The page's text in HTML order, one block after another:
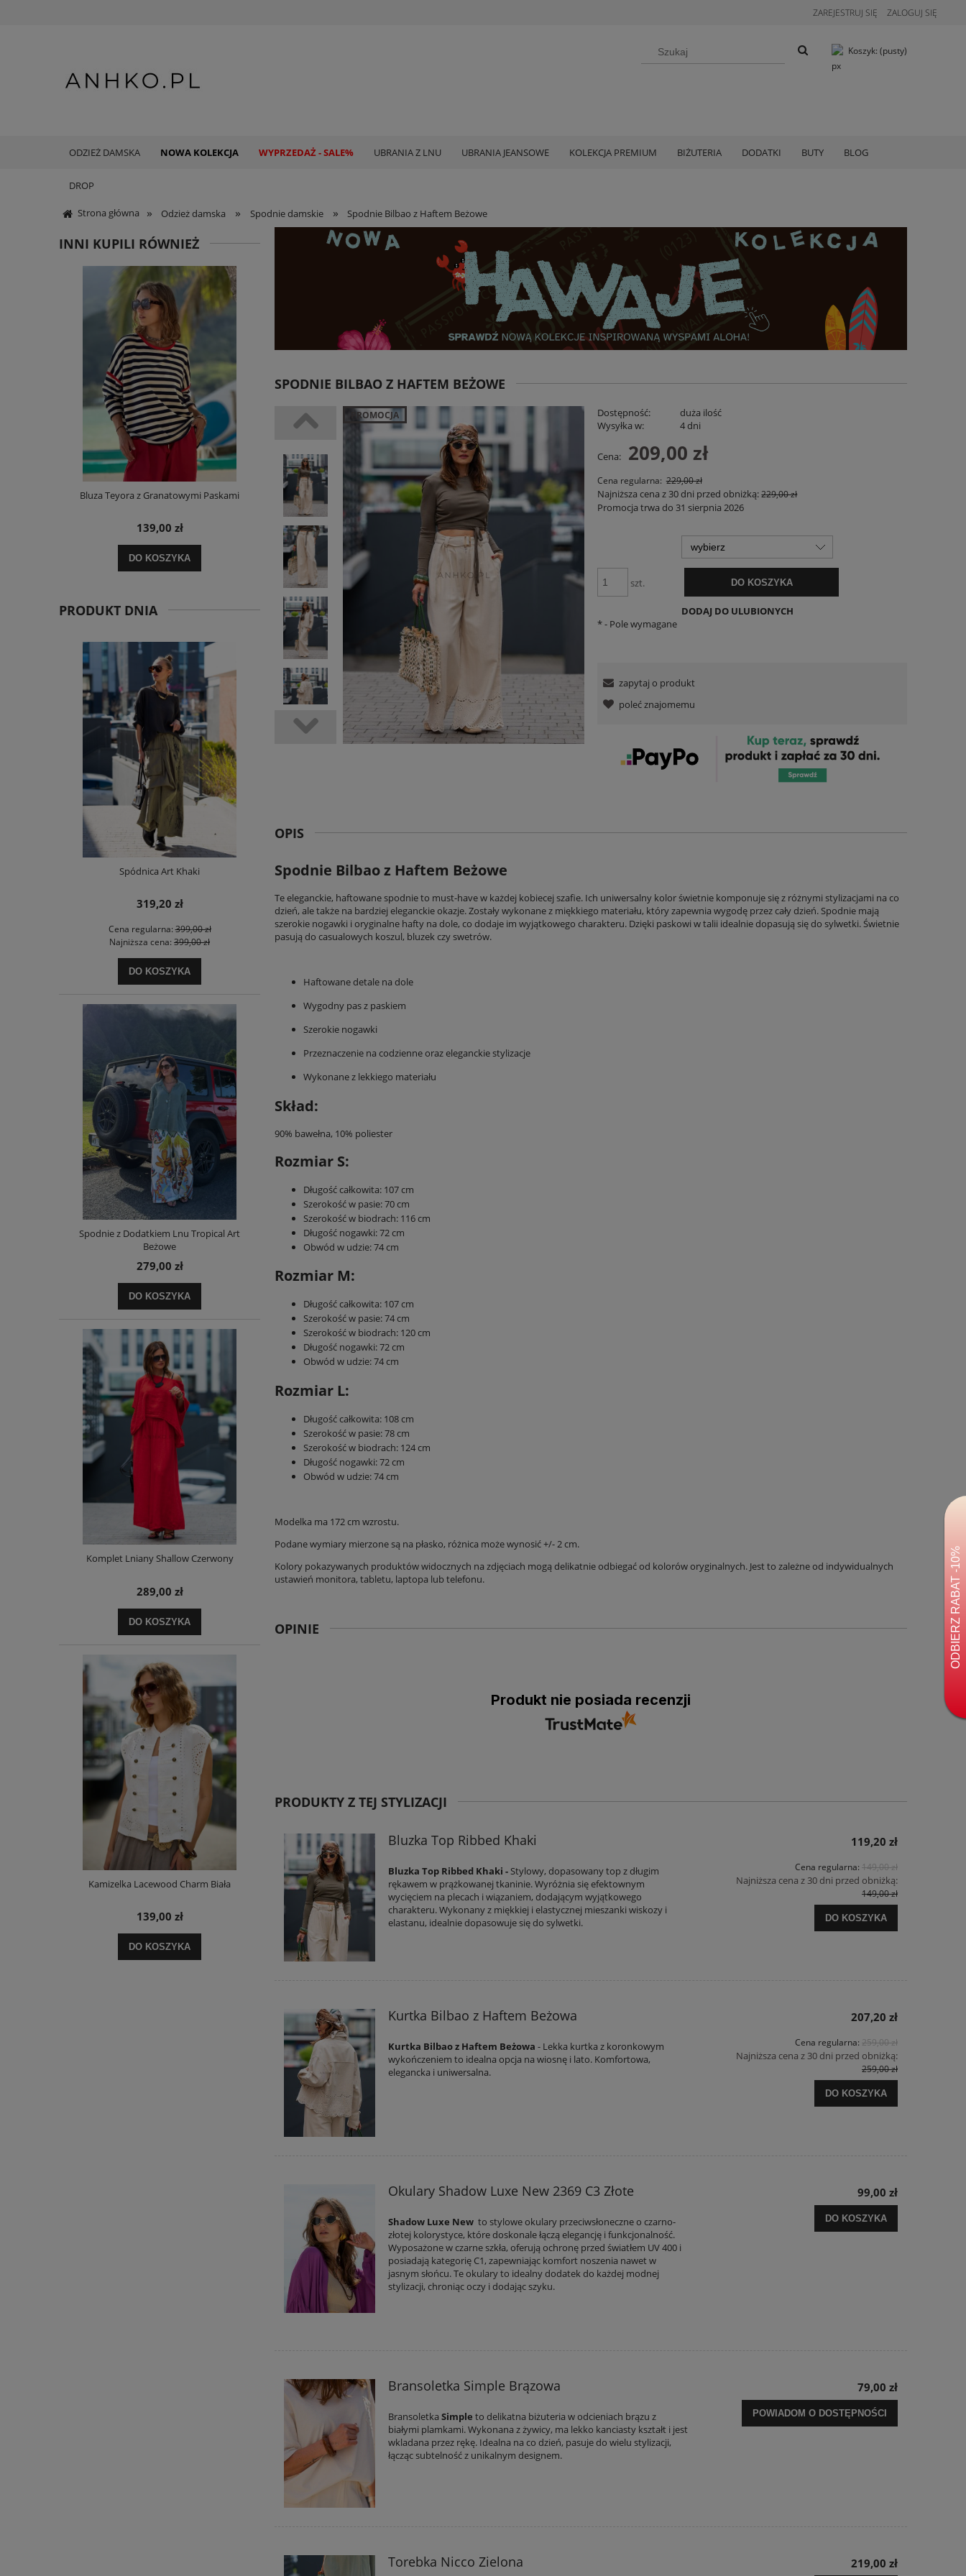
ZAREJESTRUJ SIĘ ZALOGUJ SIĘ
Koszyk: (pusty)
ODZIEŻ DAMSKA NOWA KOLEKCJA WYPRZEDAŻ - SALE% UBRANIA Z LNU UBRANIA JEANSOWE KOLEKCJA PREMIUM BIŻUTERIA DODATKI BUTY BLOG
DROP
Strona główna » Odzież damska » Spodnie damskie » Spodnie Bilbao z Haftem Beżowe
INNI KUPILI RÓWNIEŻ
Bluza Teyora z Granatowymi Paskami
139,00 zł
DO KOSZYKA
Spodnie RelaxFit Czerwone
159,00 zł
DO KOSZYKA
Sukienka Judi Stripe Różowo-Czerwona
DO KOSZYKA
Kurtka Pikowana Embro z Haftem Bawełniana
– Czarno-Beżowa PRE ORDER
DO KOSZYKA
PRODUKT DNIA
Spódnica Art Khaki
319,20 zł
Cena regularna:399,00 zł
Najniższa cena: 399,00 zł
DO KOSZYKA
Spodnie z Dodatkiem Lnu Tropical Art
Beżowe
279,00 zł
DO KOSZYKA
Komplet Lniany Shallow Czerwony
289,00 zł
DO KOSZYKA
Kamizelka Lacewood Charm Biała
139,00 zł
DO KOSZYKA
SPODNIE BILBAO Z HAFTEM BEŻOWE
PROMOCJA Dostępność:
duża ilość
Wysyłka w:
4 dni
Cena: 209,00 zł
Cena regularna: 229,00 zł
Najniższa cena z 30 dni przed obniżką:229,00 zł
Promocja trwa do 31 sierpnia 2026
szt. DO KOSZYKA
DODAJ DO ULUBIONYCH
*- Pole wymagane
zapytaj o produkt
poleć znajomemu
OPIS
Spodnie Bilbao z Haftem Beżowe
Te eleganckie, haftowane spodnie to must-have w każdej kobiecej szafie. Ich uniwersalny kolor świetnie komponuje się z różnymi stylizacjami na co
dzień, ale także na bardziej eleganckie okazje. Zostały wykonane z miękkiego materiału, który zapewnia wygodę przez cały dzień. Spodnie mają
szerokie nogawki i oryginalne hafty na dole, co dodaje im wyjątkowego charakteru. Dzięki paskowi w talii idealnie dopasują się do sylwetki. Świetnie
pasują do casualowych koszul, bluzek czy swetrów.
Haftowane detale na dole
Wygodny pas z paskiem
Szerokie nogawki
Przeznaczenie na codzienne oraz eleganckie stylizacje
Wykonane z lekkiego materiału
Skład:
90% bawełna, 10% poliester
Rozmiar S:
Długość całkowita: 107 cm
Szerokość w pasie: 70 cm
Szerokość w biodrach: 116 cm
Długość nogawki: 72 cm
Obwód w udzie: 74 cm
Rozmiar M:
Długość całkowita: 107 cm
Szerokość w pasie: 74 cm
Szerokość w biodrach: 120 cm
Długość nogawki: 72 cm
Obwód w udzie: 74 cm
Rozmiar L:
Długość całkowita: 108 cm
Szerokość w pasie: 78 cm
Szerokość w biodrach: 124 cm
Długość nogawki: 72 cm
Obwód w udzie: 74 cm
Modelka ma 172 cm wzrostu.
Podane wymiary mierzone są na płasko, różnica może wynosić +/- 2 cm.
Kolory pokazywanych produktów widocznych na zdjęciach mogą delikatnie odbiegać od kolorów oryginalnych. Jest to zależne od indywidualnych
ustawień monitora, tabletu, laptopa lub telefonu.
OPINIE
Produkt nie posiada recenzji
PRODUKTY Z TEJ STYLIZACJI
Bluzka Top Ribbed Khaki
Bluzka Top Ribbed Khaki - Stylowy, dopasowany top z długim
rękawem w prążkowanej tkaninie. Wyróżnia się efektownym
wycięciem na plecach i wiązaniem, dodającym wyjątkowego
charakteru. Wykonany z miękkiej i elastycznej mieszanki wiskozy i
elastanu, idealnie dopasowuje się do sylwetki.
119,20 zł
Cena regularna: 149,00 zł
Najniższa cena z 30 dni przed obniżką:
149,00 zł
DO KOSZYKA
Kurtka Bilbao z Haftem Beżowa
Kurtka Bilbao z Haftem Beżowa - Lekka kurtka z koronkowym
wykończeniem to idealna opcja na wiosnę i lato. Komfortowa,
elegancka i uniwersalna.
207,20 zł
Cena regularna: 259,00 zł
Najniższa cena z 30 dni przed obniżką:
259,00 zł
DO KOSZYKA
Okulary Shadow Luxe New 2369 C3 Złote
Shadow Luxe New to stylowe okulary przeciwsłoneczne o czarno-
złotej kolorystyce, które doskonale łączą elegancję i funkcjonalność.
Wyposażone w czarne szkła, oferują ochronę przed światłem UV 400 i
posiadają kategorię C1, zapewniając komfort noszenia nawet w
jasnym słońcu. Te okulary to idealny dodatek do każdej modnej
stylizacji, chroniąc oczy i dodając szyku.
99,00 zł
DO KOSZYKA
Bransoletka Simple Brązowa
BransoletkaSimple to delikatna biżuteria w odcieniach brązu z
białymi plamkami. Wykonana z żywicy, ma lekko kanciasty kształt i jest
wkladana przez rękę. Idealna na co dzień, pasuje do wielu stylizacji,
łącząc subtelność z unikalnym designem.
79,00 zł
POWIADOM O DOSTĘPNOŚCI
Torebka Nicco Zielona 219,00 zł